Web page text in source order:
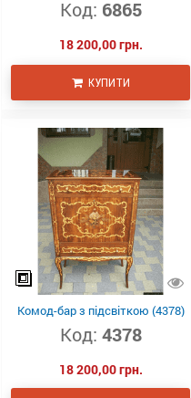
Код: 6865
18 200,00 грн.
КУПИТИ
Комод-бар з підсвіткою (4378)
Код: 4378
18 200,00 грн.